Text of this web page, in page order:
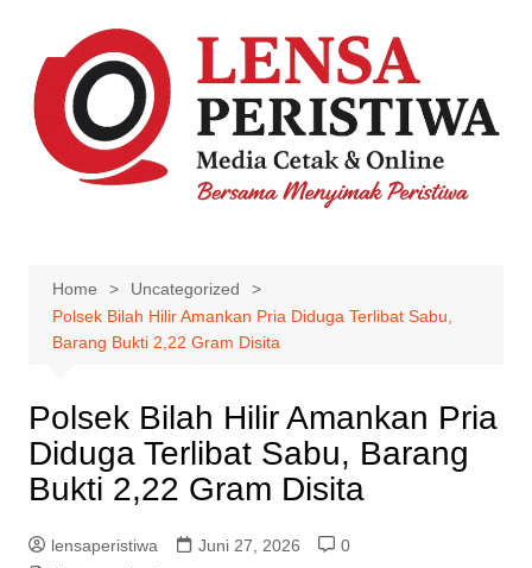
content
Home
Uncategorized
Polsek Bilah Hilir Amankan Pria Diduga Terlibat Sabu,
Barang Bukti 2,22 Gram Disita
Polsek Bilah Hilir Amankan Pria
Diduga Terlibat Sabu, Barang
Bukti 2,22 Gram Disita
lensaperistiwa Juni 27, 2026
0